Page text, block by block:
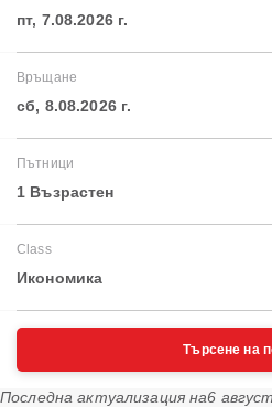
пт, 7.08.2026 г.
Връщане
сб, 8.08.2026 г.
Пътници
1 Възрастен
Class
Икономика
Търсене на
Последна актуализация на6